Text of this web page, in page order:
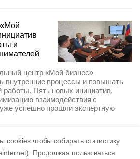
cookies чтобы собирать статистику
Продолжая пользоваться
и
центр «Мой бизнес»
внутренние процессы и повышать
работы. Пять новых инициатив,
взаимодействия с
успешно прошли экспертную